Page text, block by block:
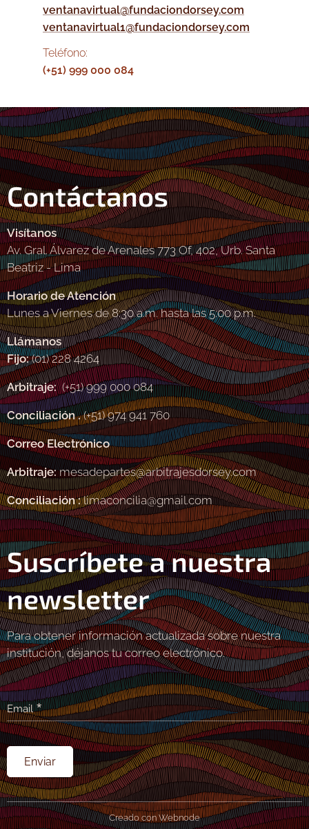
ventanavirtual@fundaciondorsey.com
ventanavirtual1@fundaciondorsey.com
Teléfono:
(+51) 999 000 084
Contáctanos
Visítanos
Av. Gral. Álvarez de Arenales 773 Of, 402, Urb. Santa
Beatriz - Lima
Horario de Atención
Lunes a Viernes de 8:30 a.m. hasta las 5:00 p.m.
Llámanos
Fijo:(01) 228 4264
Arbitraje:(+51) 999 000 084
Conciliación .(+51) 974 941 760
Correo Electrónico
Arbitraje:mesadepartes@arbitrajesdorsey.com
Conciliación :limaconcilia@gmail.com
Suscríbete a nuestra
newsletter
Para obtener información actualizada sobre nuestra
institución, déjanos tu correo electrónico.
Email
Enviar
Creado con Webnode